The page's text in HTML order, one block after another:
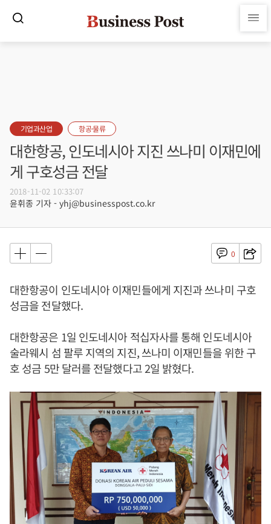
기업과산업 항공·물류
대한항공, 인도네시아 지진 쓰나미 이재민에
게 구호성금 전달
2018-11-02 10:33:07
윤휘종 기자 - yhj@businesspost.co.kr
0
대한항공이 인도네시아 이재민들에게 지진과 쓰나미 구호
성금을 전달했다.
대한항공은 1일 인도네시아 적십자사를 통해 인도네시아
술라웨시 섬 팔루 지역의 지진, 쓰나미 이재민들을 위한 구
호 성금 5만 달러를 전달했다고 2일 밝혔다.